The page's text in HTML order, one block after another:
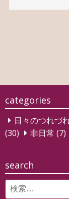
ゲ
ー
シ
ョ
categories
日々のつれづ
(30)
非日常 (7)
search
Search